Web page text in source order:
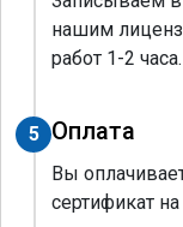
нашим
работ 1-2 часа.
5 Оплата
Вы
сертификат